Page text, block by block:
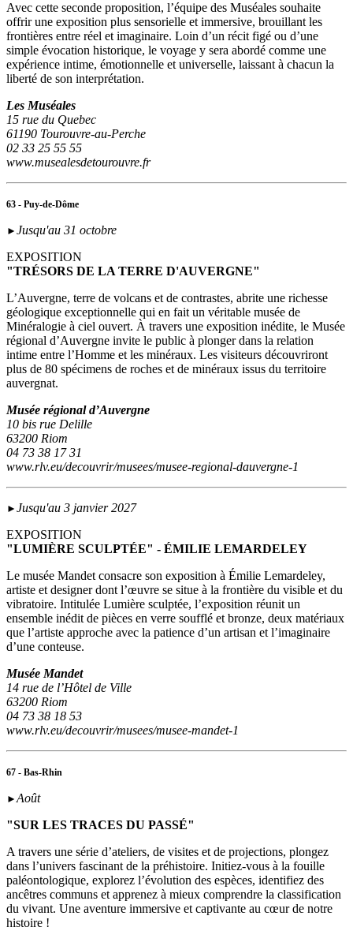
Avec cette seconde proposition, l’équipe des Muséales souhaite
offrir une exposition plus sensorielle et immersive, brouillant les
frontières entre réel et imaginaire. Loin d’un récit figé ou d’une
simple évocation historique, le voyage y sera abordé comme une
expérience intime, émotionnelle et universelle, laissant à chacun la
liberté de son interprétation.
Les Muséales
15 rue du Quebec
61190 Tourouvre-au-Perche
02 33 25 55 55
www.musealesdetourouvre.fr
63 - Puy-de-Dôme
► Jusqu'au 31 octobre
EXPOSITION
"TRÉSORS DE LA TERRE D'AUVERGNE"
L’Auvergne, terre de volcans et de contrastes, abrite une richesse
géologique exceptionnelle qui en fait un véritable musée de
Minéralogie à ciel ouvert. À travers une exposition inédite, le Musée
régional d’Auvergne invite le public à plonger dans la relation
intime entre l’Homme et les minéraux. Les visiteurs découvriront
plus de 80 spécimens de roches et de minéraux issus du territoire
auvergnat.
Musée régional d’Auvergne
10 bis rue Delille
63200 Riom
04 73 38 17 31
www.rlv.eu/decouvrir/musees/musee-regional-dauvergne-1
► Jusqu'au 3 janvier 2027
EXPOSITION
"LUMIÈRE SCULPTÉE" - ÉMILIE LEMARDELEY
Le musée Mandet consacre son exposition à Émilie Lemardeley,
artiste et designer dont l’œuvre se situe à la frontière du visible et du
vibratoire. Intitulée Lumière sculptée, l’exposition réunit un
ensemble inédit de pièces en verre soufflé et bronze, deux matériaux
que l’artiste approche avec la patience d’un artisan et l’imaginaire
d’une conteuse.
Musée Mandet
14 rue de l’Hôtel de Ville
63200 Riom
04 73 38 18 53
www.rlv.eu/decouvrir/musees/musee-mandet-1
67 - Bas-Rhin
►Août
"SUR LES TRACES DU PASSÉ"
A travers une série d’ateliers, de visites et de projections, plongez
dans l’univers fascinant de la préhistoire. Initiez-vous à la fouille
paléontologique, explorez l’évolution des espèces, identifiez des
ancêtres communs et apprenez à mieux comprendre la classification
du vivant. Une aventure immersive et captivante au cœur de notre
histoire !